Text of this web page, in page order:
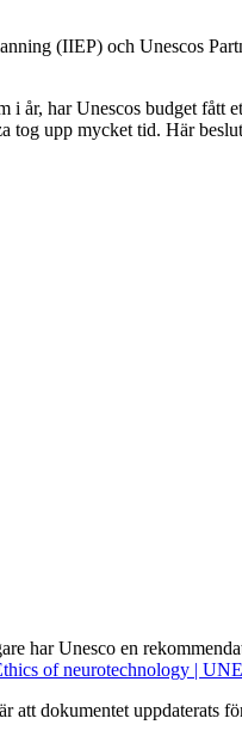
(IIEP) och Unescos
år, har Unescos budget fått
upp mycket tid. Här
har Unesco en
of neurotechnology |
att dokumentet uppdaterats